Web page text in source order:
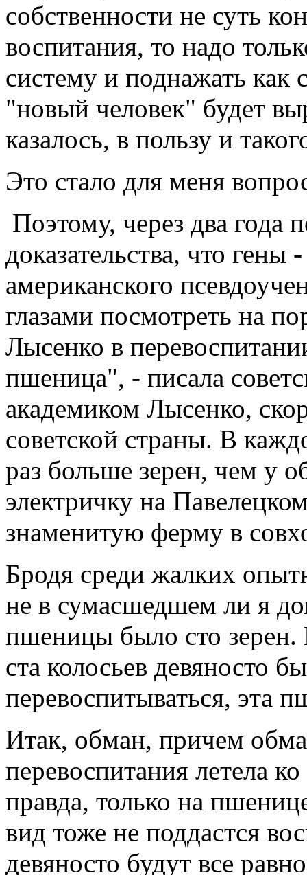
собственности не суть
воспитания, то надо
систему и поднажать как
"новый человек" будет
казалось, в пользу и
Это стало для меня
Поэтому, через два года
доказательства, что
американского
глазами посмотреть на
Лысенко в
пшеница", - писала
академиком Лысенко,
советской страны. В
раз больше зерен, чем у
электричку на
знаменитую ферму в
Бродя среди жалких
не в сумасшедшем ли я
пшеницы было сто
ста колосьев девяносто
перевоспитываться, эта
Итак, обман, причем
перевоспитания летела
правда, только на
вид тоже не поддастся
девяносто будут все